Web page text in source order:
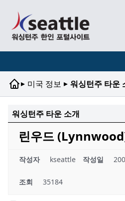
▸ 미국 정보 ▸ 워싱턴주 타운
워싱턴주 타운 소개
린우드
작성자 kseattle 작성일
조회 35184